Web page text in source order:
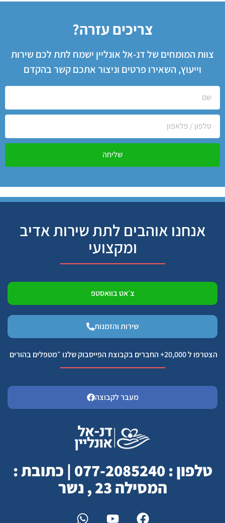
צריכים עזרה?
צוות המומחים של דנ-אל אונליין ישמח לתת לכם שירות
וייעוץ, השאירו פרטים וניצור אתכם קשר בהקדם
שליחה
אנחנו אוהבים לתת שירות אדיב
ומקצועי
צ׳אט בוואסטפ
שירות והזמנות
הצטרפו ל 20,000+ החברים בקבוצת הפייסבוק שלנו ״מטפלים בהורים
מעבר לקבוצה
טלפון : 077-2085240 | כתובת :
המסילה 23 , נשר